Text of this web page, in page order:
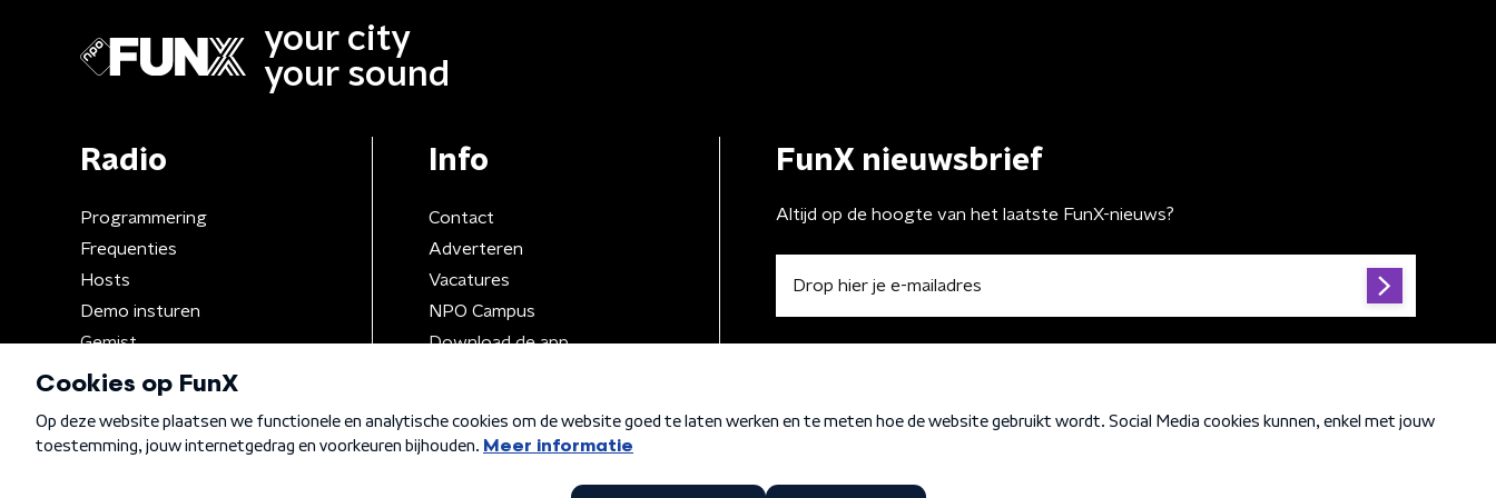
your city
your sound
Radio
Programmering
Frequenties
Hosts
Demo insturen
Gemist
Info
Contact
Adverteren
Vacatures
NPO Campus
Download de app
FunX nieuwsbrief
Altijd op de hoogte van het laatste FunX-nieuws?
Algemene voorwaarden Privacybeleid